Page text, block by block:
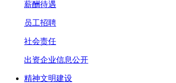
薪酬待遇
员工招聘
社会责任
出资企业信息公开
精神文明建设